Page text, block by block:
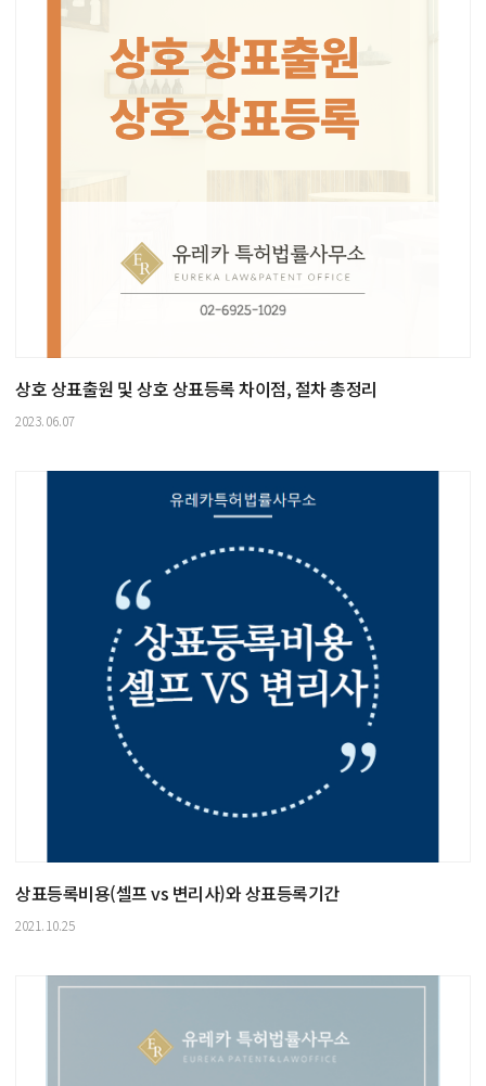
상호 상표출원 및 상호 상표등록 차이점, 절차 총정리
2023.06.07
상표등록비용(셀프 vs 변리사)와 상표등록기간
2021.10.25